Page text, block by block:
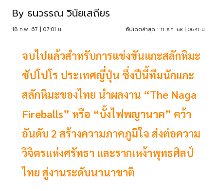
By ธนวรรณ วินัยเสถียร
18 ก.พ. 67 | 07:01 น. อัปเดตล่าสุด : 11 ธ.ค. 68 | 06:41 น.
จบไปแล้วสำหรับการแข่งขันแกะสลักหิมะ
ซัปโปโร ประเทศญี่ปุ่น ซึ่งปีนี้ทีมนักแกะ
สลักหิมะของไทย นำผลงาน “The Naga
Fireballs” หรือ “บั้งไฟพญานาค” คว้า
อันดับ 2 สร้างความภาคภูมิใจ ส่งต่อความ
วิจิตรแห่งศรัทธา และรากเหง้าพุทธศิลป์
ไทย สู่งานระดับนานาชาติ